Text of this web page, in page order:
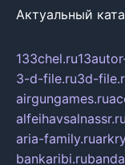
Актуальный
133chel.ru
3-d-file.ru3d-
airgungames.ru
alfeihavsalnassr.ru
aria-family.ru
bankaribi.ru